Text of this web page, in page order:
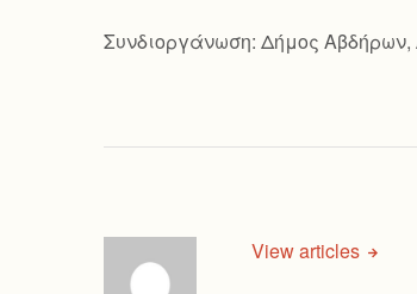
Συνδιοργάνωση: Δήμος
View articles